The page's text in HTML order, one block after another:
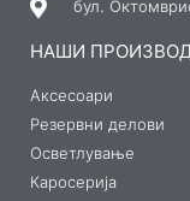
бул.
НАШИ
Аксесоари
Резервни делови
Осветлување
Каросерија